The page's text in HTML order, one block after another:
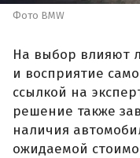
Фото BMW
На выбор влияют
и восприятие
ссылкой на
решение также
наличия
ожидаемой